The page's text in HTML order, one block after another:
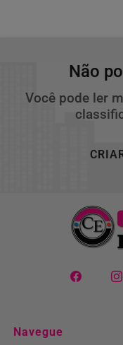
Não
Você pode ler
Navegue